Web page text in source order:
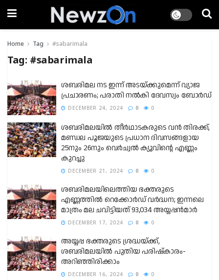
Home Tag #sabarimala
Tag: #sabarimala
ശബരിമല നട ഇന്ന് അടയ്ക്കുമെന്ന് വ്യാജ
പ്രചാരണം; പരാതി നൽകി ദേവസ്വം ബോർഡ്
DECEMBER 24, 2024 0 0
ശബരിമലയില്‍ തീര്‍ഥാടകരുടെ വന്‍ തിരക്ക്,
മണ്ഡല പൂജയുടെ പ്രധാന ദിവസങ്ങളായ
25നും 26നും വെര്‍ച്വല്‍ ക്യൂവിന്റെ എണ്ണം
കുറച്ചു
DECEMBER 21, 2024 0 0
ശബരിമലയിലെത്തിയ ഭക്തരുടെ
എണ്ണത്തിൽ റെക്കോർഡ് വർദ്ധന; ഇന്നലെ
മാത്രം മല ചവിട്ടിയത് 93,034 അയ്യപ്പൻമാർ
DECEMBER 17, 2024 0 0
അയ്യപ്പ ഭക്തരുടെ ശ്രദ്ധയ്ക്ക്,
ശബരിമലയിൽ പുതിയ പരിഷ്‌കാരം-
അറിഞ്ഞിരിക്കാം
DECEMBER 16, 2024 0 0